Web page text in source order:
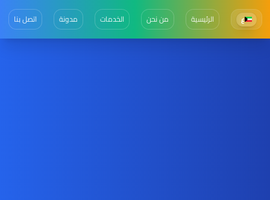
ع الرئيسية من نحن الخدمات مدونة اتصل بنا